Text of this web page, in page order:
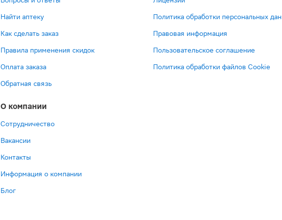
Найти аптеку
Как сделать заказ
Правила применения скидок
Оплата заказа
Обратная связь
О компании
Сотрудничество
Вакансии
Контакты
Информация о компании
Блог
Политика обработки персональных
Правовая информация
Пользовательское соглашение
Политика обработки файлов Cookie